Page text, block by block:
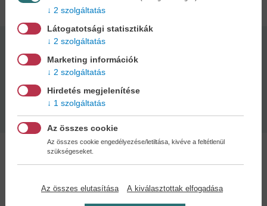
puha kötés
Kiadás dátuma:
2025
2 szolgáltatás
Látogatotsági statisztikák
2 szolgáltatás
Marketing információk
2 szolgáltatás
Hirdetés megjelenítése
1 szolgáltatás
Az összes cookie
Az összes cookie engedélyezése/letiltása, kivéve a feltétlenül
szükségeseket.
Az összes elutasítása A kiválasztottak elfogadása